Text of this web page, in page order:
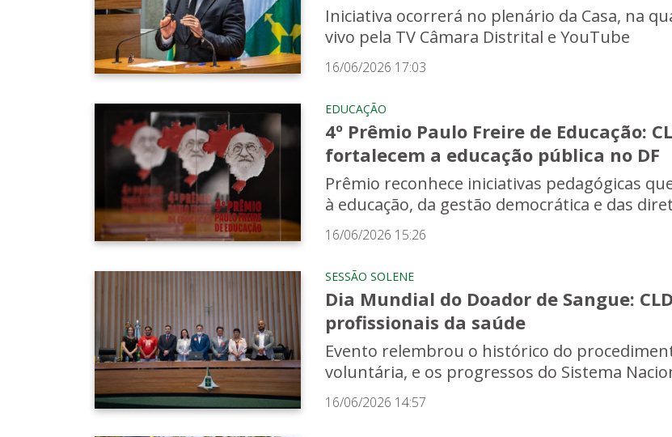
Iniciativa ocorrerá no plenário da Casa, na
vivo pela TV Câmara Distrital e YouTube
16/06/2026 17:03
EDUCAÇÃO
4º Prêmio Paulo Freire de Educação:
fortalecem a educação pública no DF
Prêmio reconhece iniciativas pedagógicas
à educação, da gestão democrática e das
16/06/2026 15:26
SESSÃO SOLENE
Dia Mundial do Doador de Sangue:
profissionais da saúde
Evento relembrou o histórico do
voluntária, e os progressos do Sistema
16/06/2026 14:57